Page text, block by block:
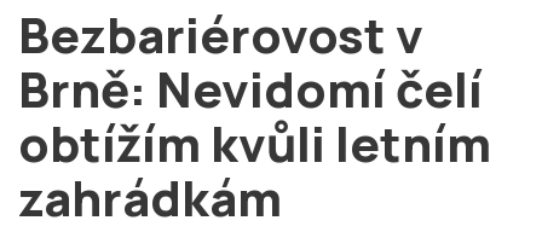
# Brno
# volby
login PŘIHLÁSIT SE
Zapomněli jste heslo?
Bezbariérovost v
Brně: Nevidomí čelí
obtížím kvůli letním
zahrádkám